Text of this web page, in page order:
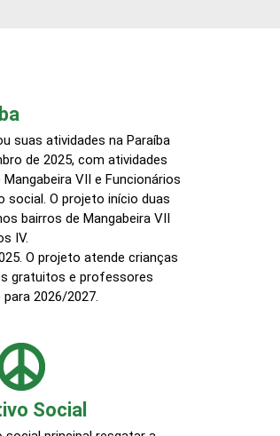
suas atividades na Paraíba
de 2025, com atividades
VII e Funcionários
social. O projeto início duas
bairros de Mangabeira VII
IV.
O projeto atende crianças
gratuitos e professores
2026/2027.
Social